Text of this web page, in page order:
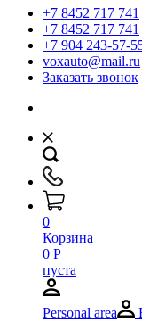
+7 8452 717 741
+7 8452 717 741
+7 904 243-57-
voxauto@mail.ru
Заказать звонок
0
Корзина
0 Р
пуста
Personal area